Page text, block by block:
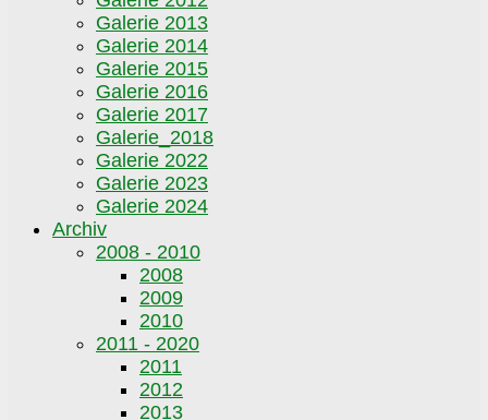
Galerie 2013
Galerie 2014
Galerie 2015
Galerie 2016
Galerie 2017
Galerie_2018
Galerie 2022
Galerie 2023
Galerie 2024
Archiv
2008 - 2010
2008
2009
2010
2011 - 2020
2011
2012
2013